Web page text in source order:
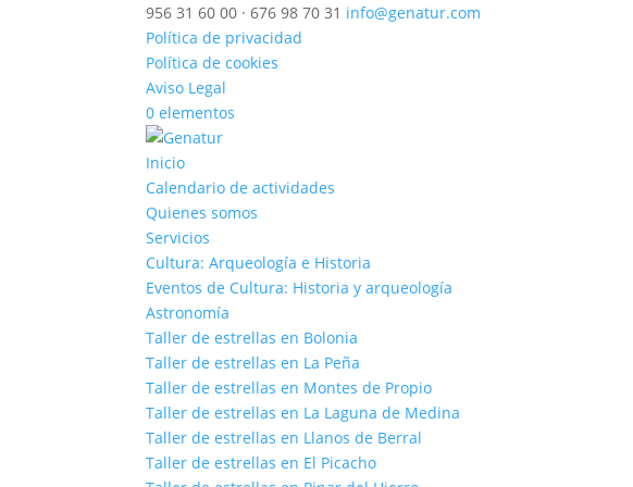
956 31 60 00 · 676 98 70 31 info@genatur.com
Política de privacidad
Política de cookies
Aviso Legal
0 elementos
Inicio
Calendario de actividades
Quienes somos
Servicios
Cultura: Arqueología e Historia
Eventos de Cultura: Historia y arqueología
Astronomía
Taller de estrellas en Bolonia
Taller de estrellas en La Peña
Taller de estrellas en Montes de Propio
Taller de estrellas en La Laguna de Medina
Taller de estrellas en Llanos de Berral
Taller de estrellas en El Picacho